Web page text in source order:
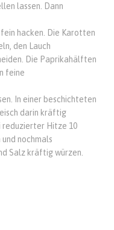
lassen. Dann
hacken. Die Karotten
den Lauch
Die Paprikahälften
feine
In einer beschichteten
darin kräftig
reduzierter Hitze 10
nochmals
Salz kräftig würzen.